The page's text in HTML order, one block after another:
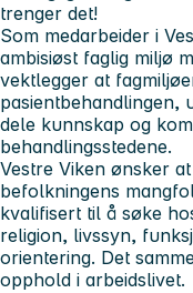
trenger det!
Som medarbeider i
ambisiøst faglig miljø
vektlegger at
pasientbehandlingen,
dele kunnskap og
behandlingsstedene.
Vestre Viken ønsker
befolkningens
kvalifisert til å søke
religion, livssyn,
orientering. Det
opphold i arbeidslivet.